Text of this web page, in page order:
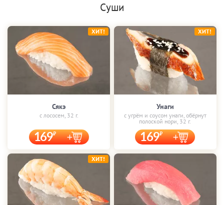
Суши
Сякэ
с лососем, 32 г.
169
ХИТ!
Унаги
с угрём и соусом унаги, обёрнут
полоской нори, 32 г.
169
ХИТ!
ХИТ!